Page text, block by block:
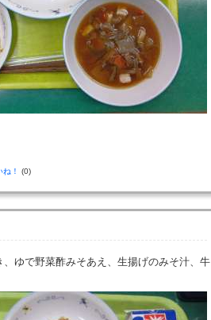
ね！ (0)
ゆで野菜酢みそあえ、生揚げのみそ汁、牛